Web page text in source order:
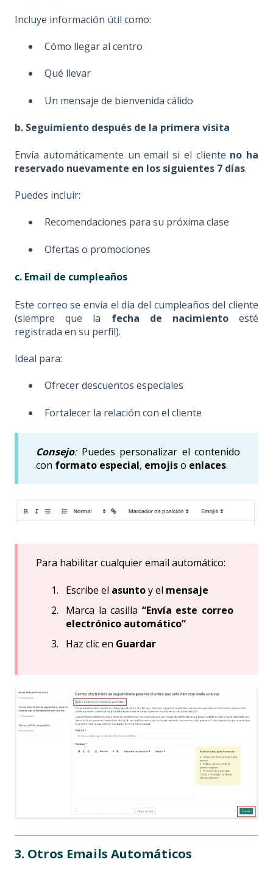
Incluye información útil como:
Cómo llegar al centro
Qué llevar
Un mensaje de bienvenida cálido
b. Seguimiento después de la primera visita
Envía automáticamente un email si el cliente no ha
reservado nuevamente en los siguientes 7 días.
Puedes incluir:
Recomendaciones para su próxima clase
Ofertas o promociones
c. Email de cumpleaños
Este correo se envía el día del cumpleaños del cliente
(siempre que la fecha de nacimientoesté
registrada en su perfil).
Ideal para:
Ofrecer descuentos especiales
Fortalecer la relación con el cliente
Consejo:Puedes personalizar el contenido
con formato especial, emojiso enlaces.
Para habilitar cualquier email automático:
Escribe el asuntoy el mensaje
Marca la casilla “Envía este correo
electrónico automático”
Haz clic en Guardar
3. Otros Emails Automáticos